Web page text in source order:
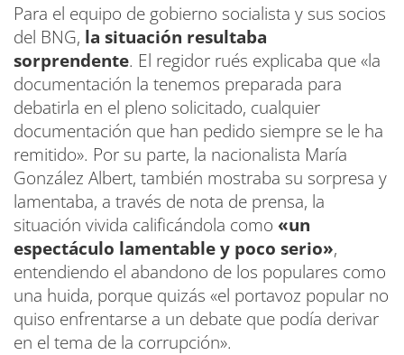
Para el equipo de gobierno socialista y sus socios
del BNG, la situación resultaba
sorprendente. El regidor rués explicaba que «la
documentación la tenemos preparada para
debatirla en el pleno solicitado, cualquier
documentación que han pedido siempre se le ha
remitido». Por su parte, la nacionalista María
González Albert, también mostraba su sorpresa y
lamentaba, a través de nota de prensa, la
situación vivida calificándola como «un
espectáculo lamentable y poco serio»,
entendiendo el abandono de los populares como
una huida, porque quizás «el portavoz popular no
quiso enfrentarse a un debate que podía derivar
en el tema de la corrupción».